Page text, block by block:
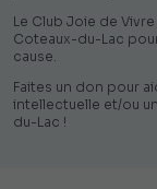
Le Club Joie de
Coteaux-du-Lac
cause.
Faites un don pour
intellectuelle et/ou
du-Lac !